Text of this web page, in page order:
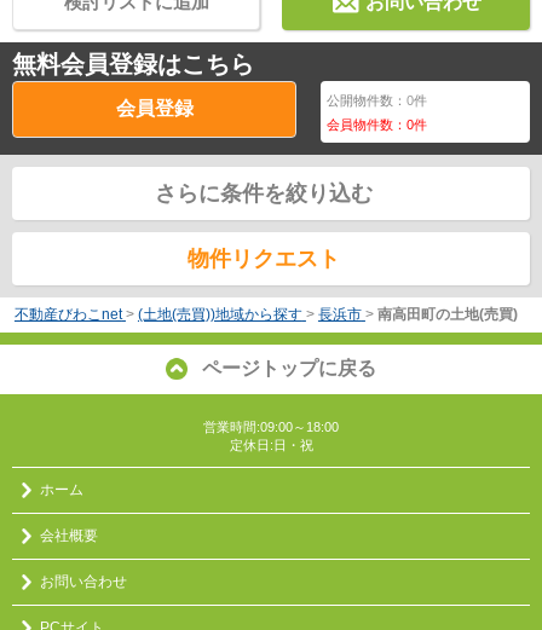
無料会員登録はこちら
会員登録 公開物件数：0件
会員物件数：0件
さらに条件を絞り込む
物件リクエスト
不動産びわこnet > (土地(売買))地域から探す > 長浜市 > 南高田町の土地(売買)
ページトップに戻る
営業時間:09:00～18:00
定休日:日・祝
ホーム
会社概要
お問い合わせ